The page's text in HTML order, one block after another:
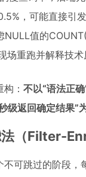
，可能直接引
值的
场重跑并解释技
： 不以“语法正
级返回确定结果”
法（Filter-
可跳过的阶段